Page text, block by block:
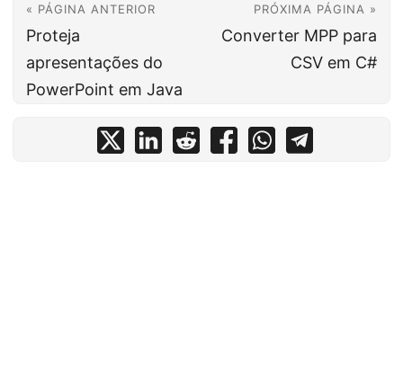
« PÁGINA ANTERIOR
Proteja
apresentações do
PowerPoint em Java
PRÓXIMA PÁGINA »
Converter MPP para
CSV em C#